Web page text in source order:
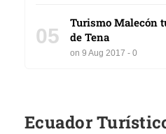
05
Turismo Malecón
de Tena
on 9 Aug 2017 - 0
Ecuador